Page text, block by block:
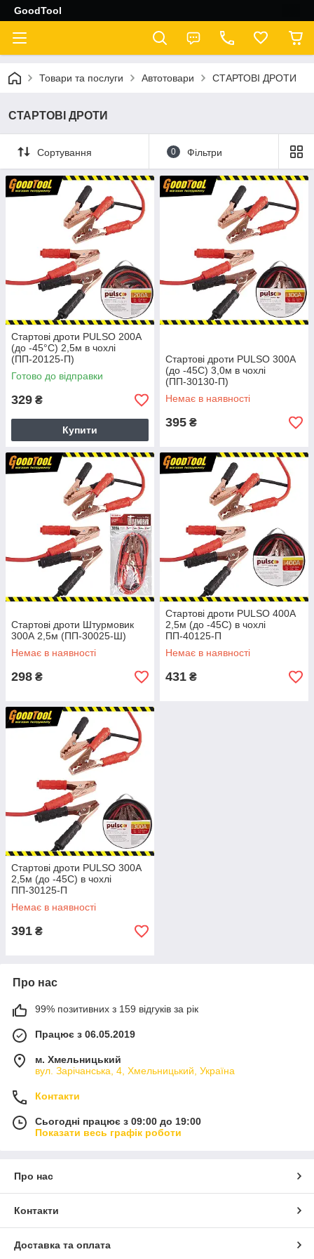
GoodTool
Товари та послуги Автотовари СТАРТОВІ ДРОТИ
СТАРТОВІ ДРОТИ
Сортування 0 Фільтри
Стартові дроти PULSO 200А
(до -45°С) 2,5м в чохлі
(ПП-20125-П)
Готово до відправки
329 ₴
Купити
Стартові дроти PULSO 300А
(до -45С) 3,0м в чохлі
(ПП-30130-П)
Немає в наявності
395 ₴
Стартові дроти Штурмовик
300А 2,5м (ПП-30025-Ш)
Немає в наявності
298 ₴
Стартові дроти PULSO 400А
2,5м (до -45С) в чохлі
ПП-40125-П
Немає в наявності
431 ₴
Стартові дроти PULSO 300А
2,5м (до -45С) в чохлі
ПП-30125-П
Немає в наявності
391 ₴
Про нас
99% позитивних з 159 відгуків за рік
Працює з 06.05.2019
м. Хмельницький
вул. Зарічанська, 4, Хмельницький, Україна
Контакти
Сьогодні працює з 09:00 до 19:00
Показати весь графік роботи
Про нас
Контакти
Доставка та оплата